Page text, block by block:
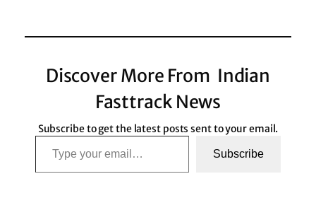
Discover More From Indian
Fasttrack News
Subscribe to get the latest posts sent to your email.
Type your email…
Subscribe